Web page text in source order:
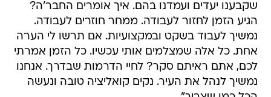
שקבענו יעדים ועמדנו בהם. איך אומרים החבר'ה?
הגיע הזמן לחזור לעבודה. ממחר חוזרים לעבודה.
נמשיך לעבוד בשקט ובמקצועיות. אם תרשו לי הערה
אחת. כל אלה שמצלמים אותי עכשיו. כל הזמן אמרתי
לכם, אתם ראיתם סקר? לחיי הדרמות שבדרך. אנחנו
נמשיך לנהל את העיר. נקים קואליציה טובה ונעשה